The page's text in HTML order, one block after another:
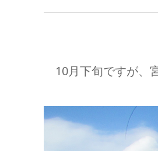
10月下旬ですが、